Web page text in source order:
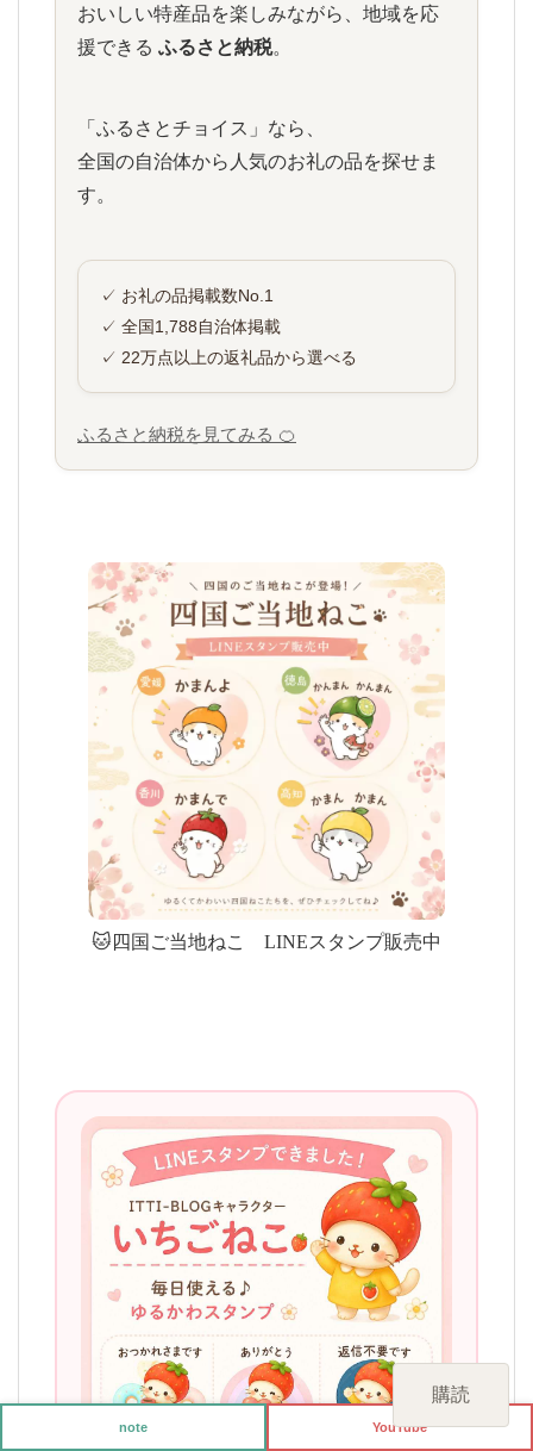
おいしい特産品を楽しみながら、地域を応
援できる ふるさと納税。
「ふるさとチョイス」なら、
全国の自治体から人気のお礼の品を探せま
す。
✓ お礼の品掲載数No.1
✓ 全国1,788自治体掲載
✓ 22万点以上の返礼品から選べる
ふるさと納税を見てみる 🍊
🐱四国ご当地ねこ LINEスタンプ販売中
購読
note YouTube